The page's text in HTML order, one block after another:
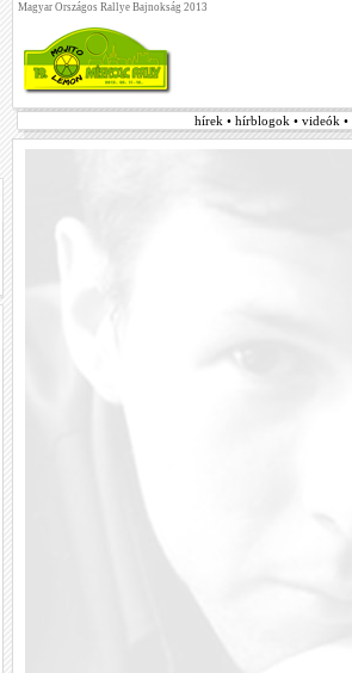
Magyar Országos Rallye Bajnokság 2013
hírek • hírblogok • videók